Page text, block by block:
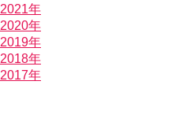
2021年
2020年
2019年
2018年
2017年